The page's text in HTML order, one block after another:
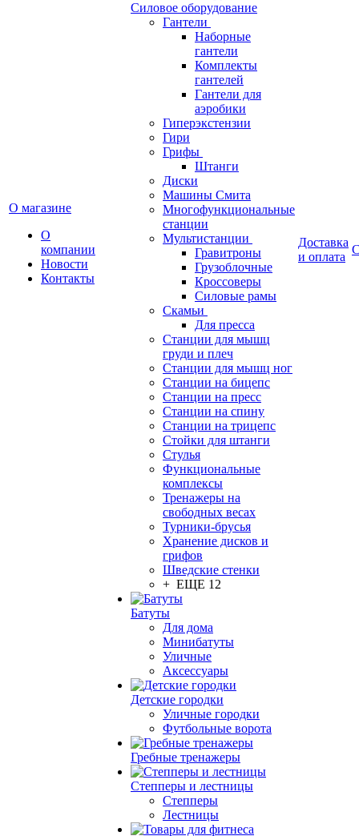
О магазине
О
компании
Новости
Контакты
Силовое оборудование
Гантели
Наборные
гантели
Комплекты
гантелей
Гантели для
аэробики
Гиперэкстензии
Гири
Грифы
Штанги
Диски
Машины Смита
Многофункциональные
станции
Мультистанции
Гравитроны
Грузоблочные
Кроссоверы
Силовые рамы
Скамьи
Для пресса
Станции для мышц
груди и плеч
Станции для мышц ног
Станции на бицепс
Станции на пресс
Станции на спину
Станции на трицепс
Стойки для штанги
Стулья
Функциональные
комплексы
Тренажеры на
свободных весах
Турники-брусья
Хранение дисков и
грифов
Шведские стенки
+ ЕЩЕ 12
Батуты
Для дома
Минибатуты
Уличные
Аксессуары
Детские городки
Уличные городки
Футбольные ворота
Гребные тренажеры
Степперы и лестницы
Степперы
Лестницы
Доставка
и оплата